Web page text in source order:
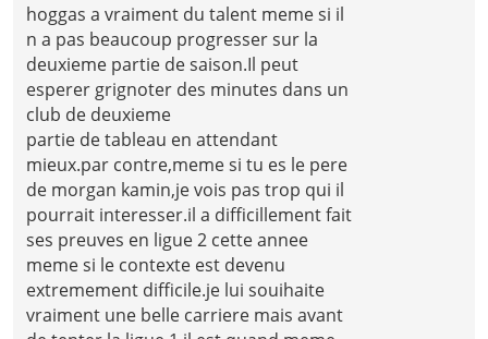
hoggas a vraiment du talent meme si il
n a pas beaucoup progresser sur la
deuxieme partie de saison.Il peut
esperer grignoter des minutes dans un
club de deuxieme
partie de tableau en attendant
mieux.par contre,meme si tu es le pere
de morgan kamin,je vois pas trop qui il
pourrait interesser.il a difficillement fait
ses preuves en ligue 2 cette annee
meme si le contexte est devenu
extremement difficile.je lui souihaite
vraiment une belle carriere mais avant